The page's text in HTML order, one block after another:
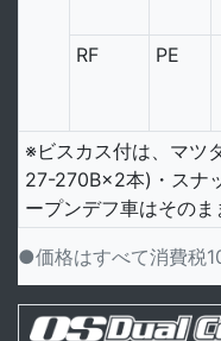
RF
PE
※ビスカス付は、マツ
27-270B×2本)・スナ
ープンデフ車はそのま
●価格はすべて消費税